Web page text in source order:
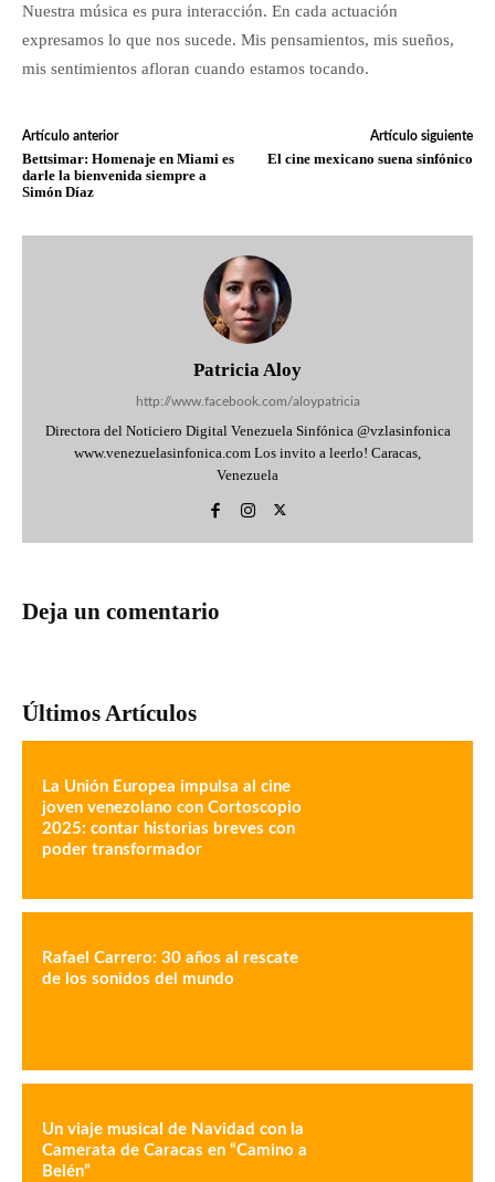
Nuestra música es pura interacción. En cada actuación
expresamos lo que nos sucede. Mis pensamientos, mis sueños,
mis sentimientos afloran cuando estamos tocando.
Artículo anterior
Bettsimar: Homenaje en Miami es
darle la bienvenida siempre a
Simón Díaz
Artículo siguiente
El cine mexicano suena sinfónico
Patricia Aloy
http://www.facebook.com/aloypatricia
Directora del Noticiero Digital Venezuela Sinfónica @vzlasinfonica
www.venezuelasinfonica.com Los invito a leerlo! Caracas,
Venezuela
Deja un comentario
Últimos Artículos
La Unión Europea impulsa al cine
joven venezolano con Cortoscopio
2025: contar historias breves con
poder transformador
Rafael Carrero: 30 años al rescate
de los sonidos del mundo
Un viaje musical de Navidad con la
Camerata de Caracas en “Camino a
Belén”